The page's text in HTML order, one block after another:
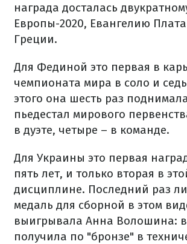
награда досталась
Европы-2020, Евангелию
Греции.
Для Фединой это первая в
чемпионата мира в соло и
этого она шесть раз
пьедестал мирового
в дуэте, четыре – в команде.
Для Украины это первая
пять лет, и только вторая в
дисциплине. Последний раз
медаль для сборной в этом
выигрывала Анна Волошина: в
получила по "бронзе" в